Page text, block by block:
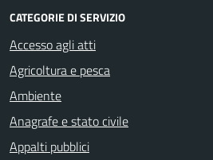
CATEGORIE DI SERVIZIO
Accesso agli atti
Agricoltura e pesca
Ambiente
Anagrafe e stato civile
Appalti pubblici